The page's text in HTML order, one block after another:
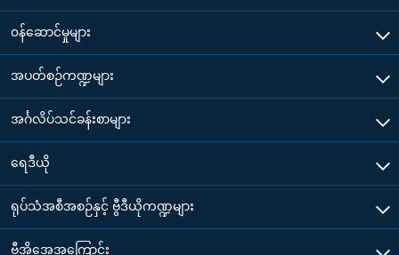
၀န်ဆောင်မှုများ
အပတ်စဉ်ကဏ္ဍများ
အင်္ဂလိပ်သင်ခန်းစာများ
ရေဒီယို
ရုပ်သံအစီအစဉ်နှင့် ဗွီဒီယိုကဏ္ဍများ
ဗွီအိုအေအကြောင်း